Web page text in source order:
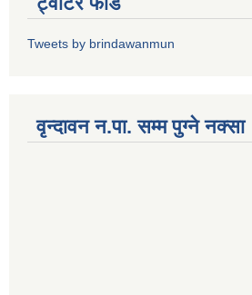
Tweets by brindawanmun
वृन्दावन न.पा. सम्म पुग्ने नक्सा